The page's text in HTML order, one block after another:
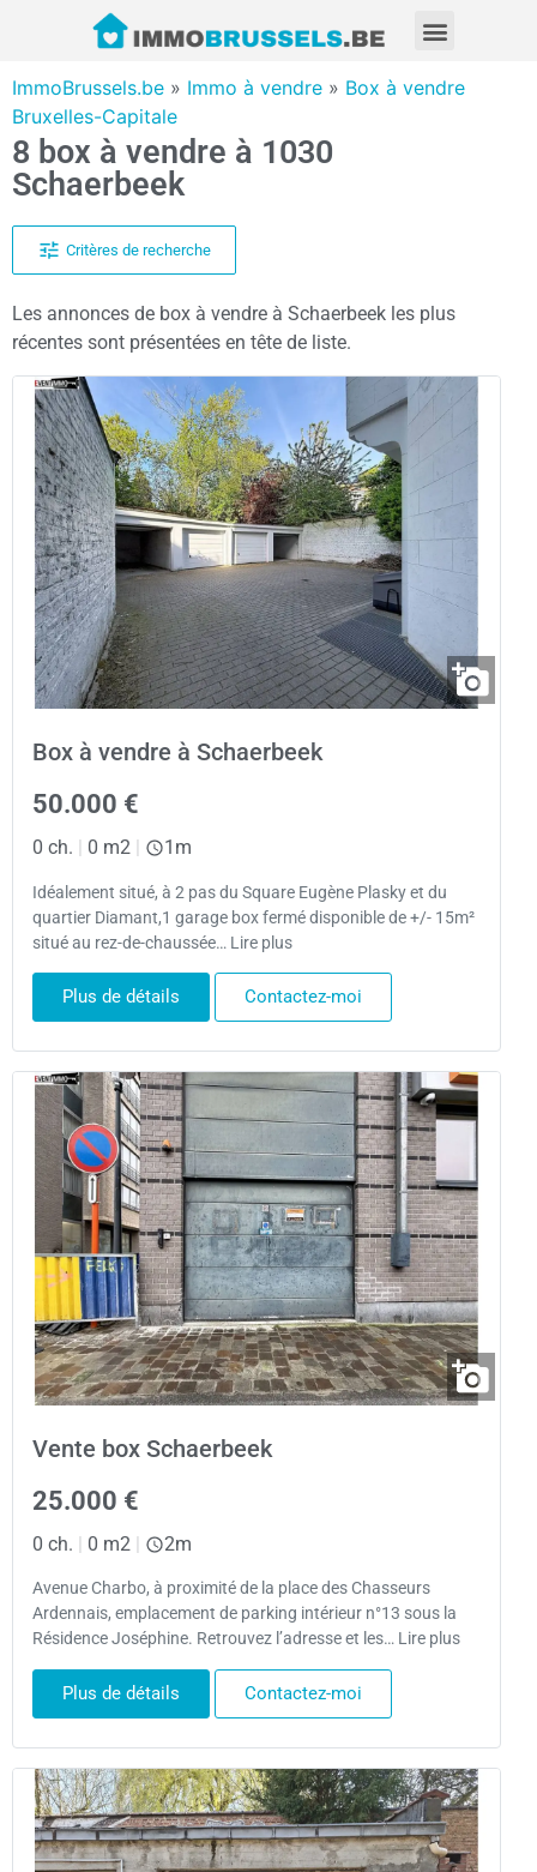
ImmoBrussels.be » Immo à vendre » Box à vendre
Bruxelles-Capitale
8 box à vendre à 1030
Schaerbeek
Critères de recherche
Les annonces de box à vendre à Schaerbeek les plus
récentes sont présentées en tête de liste.
Box à vendre à Schaerbeek
50.000 €
0 ch. 0 m2 1m
Idéalement situé, à 2 pas du Square Eugène Plasky et du
quartier Diamant,1 garage box fermé disponible de +/- 15m²
situé au rez-de-chaussée… Lire plus
Plus de détails Contactez-moi
Vente box Schaerbeek
25.000 €
0 ch. | 0 m2 | 2m
Avenue Charbo, à proximité de la place des Chasseurs
Ardennais, emplacement de parking intérieur n°13 sous la
Résidence Joséphine. Retrouvez l’adresse et les… Lire plus
Plus de détails Contactez-moi